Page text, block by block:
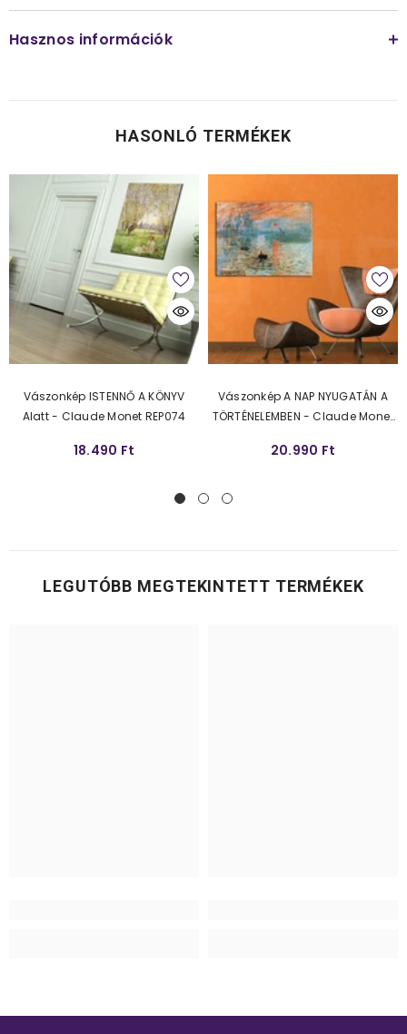
Hasznos információk
HASONLÓ TERMÉKEK
Vászonkép ISTENNŐ A KÖNYV
Alatt - Claude Monet REP074
18.490 Ft
Vászonkép A NAP NYUGATÁN A
TÖRTÉNELEMBEN - Claude Monet
20.990 Ft
LEGUTÓBB MEGTEKINTETT TERMÉKEK